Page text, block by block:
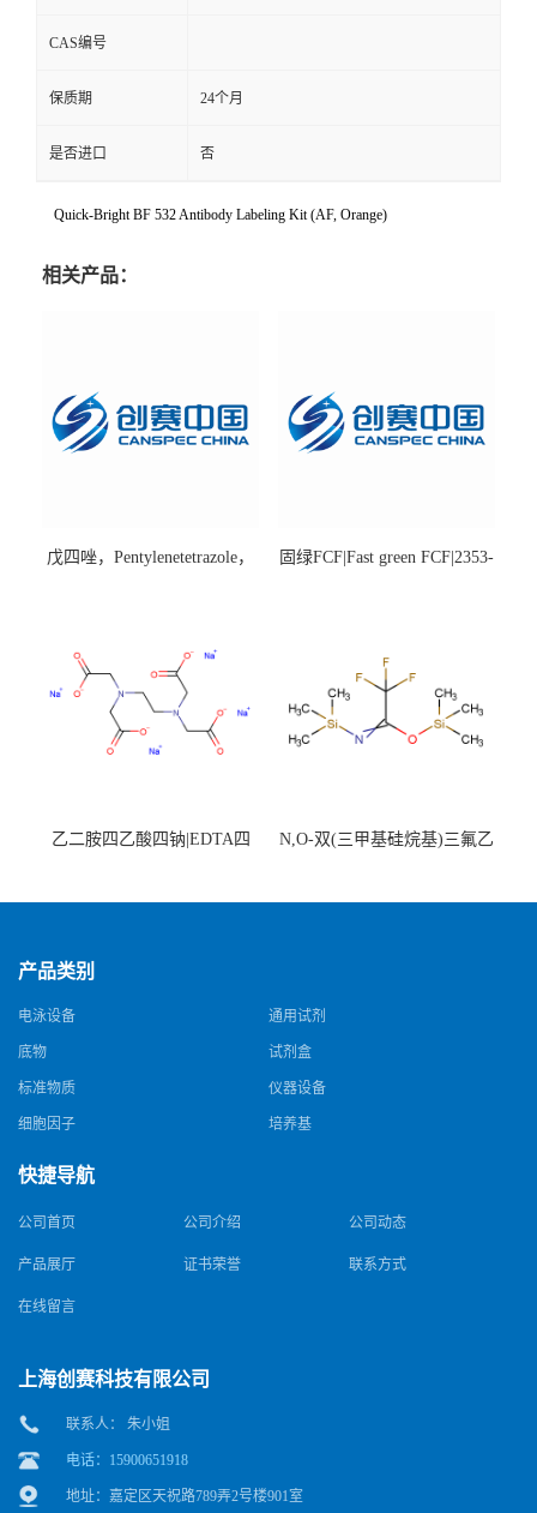
CAS编号
保质期 24个月
是否进口 否
Quick-Bright BF 532 Antibody Labeling Kit (AF, Orange)
相关产品：
戊四唑，Pentylenetetrazole，
固绿FCF|Fast green FCF|2353-
乙二胺四乙酸四钠|EDTA四
N,O-双(三甲基硅烷基)三氟乙
产品类别
电泳设备 通用试剂
底物 试剂盒
标准物质 仪器设备
细胞因子 培养基
快捷导航
公司首页 公司介绍 公司动态
产品展厅 证书荣誉 联系方式
在线留言
上海创赛科技有限公司
联系人： 朱小姐
电话：15900651918
地址：嘉定区天祝路789弄2号楼901室